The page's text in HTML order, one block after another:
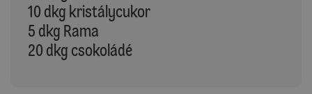
10 dkg kristálycukor
5 dkg Rama
20 dkg csokoládé